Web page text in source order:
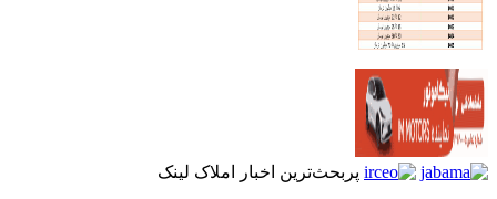
پربحث‌ترین اخبار املاک لینک